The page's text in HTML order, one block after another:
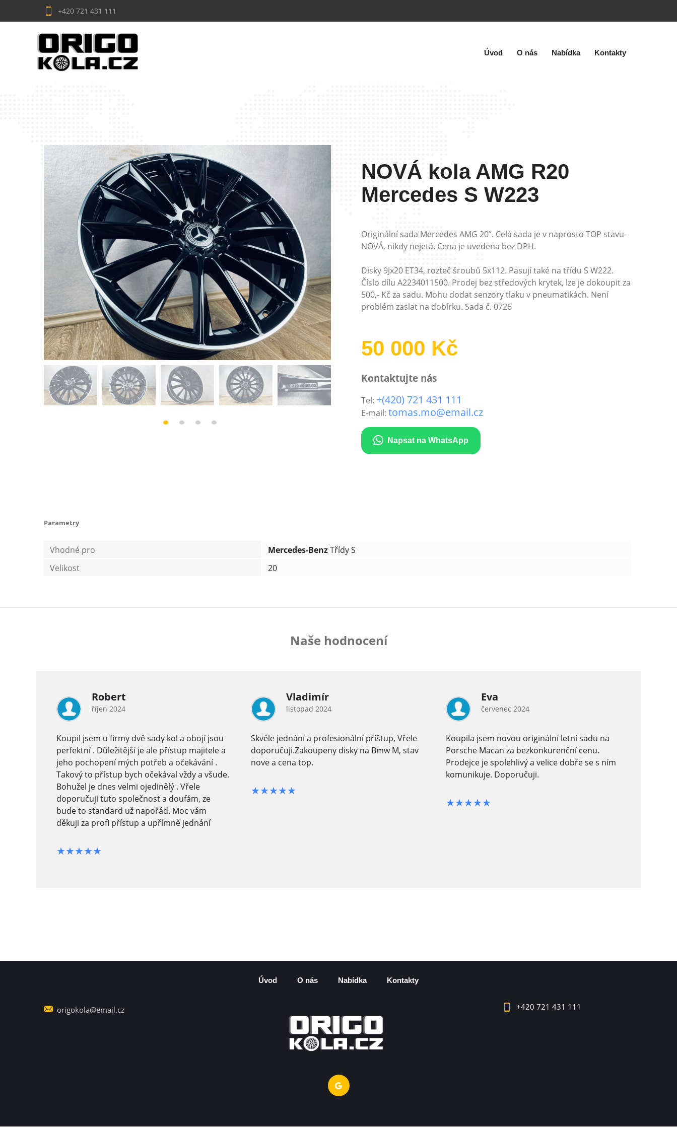
+420 721 431 111
Úvod O nás Nabídka Kontakty
NOVÁ kola AMG R20
Mercedes S W223
Originální sada Mercedes AMG 20”. Celá sada je v naprosto TOP stavu-
NOVÁ, nikdy nejetá. Cena je uvedena bez DPH.
Disky 9Jx20 ET34, rozteč šroubů 5x112. Pasují také na třídu S W222.
Číslo dílu A2234011500. Prodej bez středových krytek, lze je dokoupit za
500,- Kč za sadu. Mohu dodat senzory tlaku v pneumatikách. Není
problém zaslat na dobírku. Sada č. 0726
50 000 Kč
Kontaktujte nás
Tel: +(420) 721 431 111
E-mail: tomas.mo@email.cz
Napsat na WhatsApp
Parametry
Vhodné pro Mercedes-BenzTřídy S
Velikost
20
Naše hodnocení
Robert
říjen 2024
Koupil jsem u firmy dvě sady kol a obojí jsou
perfektní . Důležitější je ale přístup majitele a
jeho pochopení mých potřeb a očekávání .
Takový to přístup bych očekával vždy a všude.
Bohužel je dnes velmi ojedinělý . Vřele
doporučuji tuto společnost a doufám, ze
bude to standard už napořád. Moc vám
děkuji za profi přístup a upřímně jednání
★★★★★
Vladimír
listopad 2024
Skvěle jednání a profesionální příštup, Vřele
doporučuji.Zakoupeny disky na Bmw M, stav
nove a cena top.
★★★★★
Eva
červenec 2024
Koupila jsem novou originální letní sadu na
Porsche Macan za bezkonkurenční cenu.
Prodejce je spolehlivý a velice dobře se s ním
komunikuje. Doporučuji.
★★★★★
Úvod O nás Nabídka Kontakty
origokola@email.cz +420 721 431 111